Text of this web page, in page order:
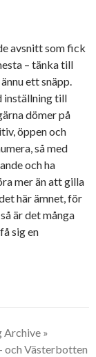
avsnitt som fick
– tänka till
ett snäpp.
inställning till
dömer på
öppen och
så med
och ha
mer än att gilla
här ämnet, för
är det många
sig en
»
och Västerbotten